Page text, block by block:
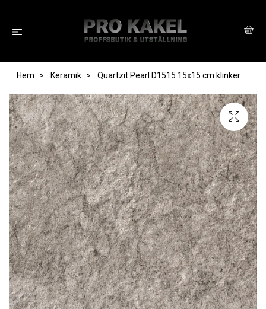
Hem Keramik Quartzit Pearl D1515 15x15 cm klinker